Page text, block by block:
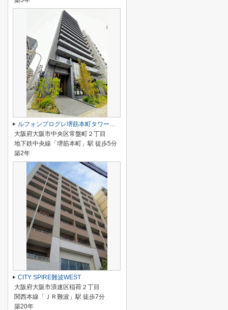
ルフォンプログレ堺筋本町タワーレジデンス
大阪府大阪市中央区常盤町２丁目
地下鉄中央線「堺筋本町」駅 徒歩5分
築2年
CITY SPIRE難波WEST
大阪府大阪市浪速区稲荷２丁目
関西本線「ＪＲ難波」駅 徒歩7分
築20年